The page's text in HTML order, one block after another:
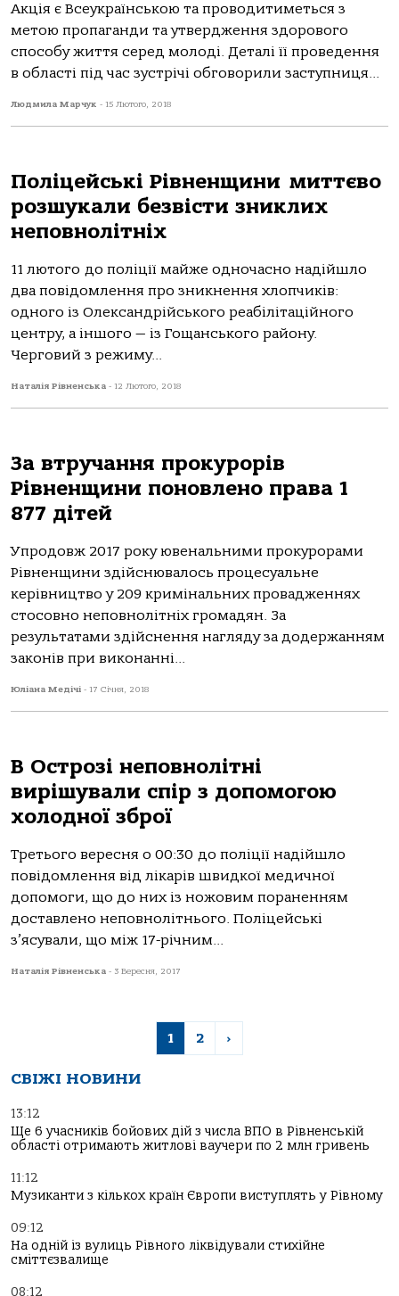
Акція є Всеукраїнською та проводитиметься з
метою пропаганди та утвердження здорового
способу життя серед молоді. Деталі її проведення
в області під час зустрічі обговорили заступниця...
Людмила Марчук - 15 Лютого, 2018
Поліцейські Рівненщини миттєво
розшукали безвісти зниклих
неповнолітніх
11 лютого до поліції майже одночасно надійшло
два повідомлення про зникнення хлопчиків:
одного із Олександрійського реабілітаційного
центру, а іншого — із Гощанського району.
Черговий з режиму...
Наталія Рівненська - 12 Лютого, 2018
За втручання прокурорів
Рівненщини поновлено права 1
877 дітей
Упродовж 2017 року ювенальними прокурорами
Рівненщини здійснювалось процесуальне
керівництво у 209 кримінальних провадженнях
стосовно неповнолітніх громадян. За
результатами здійснення нагляду за додержанням
законів при виконанні...
Юліана Медічі - 17 Січня, 2018
В Острозі неповнолітні
вирішували спір з допомогою
холодної зброї
Третього вересня о 00:30 до поліції надійшло
повідомлення від лікарів швидкої медичної
допомоги, що до них із ножовим пораненням
доставлено неповнолітнього. Поліцейські
з’ясували, що між 17-річним...
Наталія Рівненська - 3 Вересня, 2017
1 2 ›
СВІЖІ НОВИНИ
13:12
Ще 6 учасників бойових дій з числа ВПО в Рівненській
області отримають житлові ваучери по 2 млн гривень
11:12
Музиканти з кількох країн Європи виступлять у Рівному
09:12
На одній із вулиць Рівного ліквідували стихійне
сміттєзвалище
08:12